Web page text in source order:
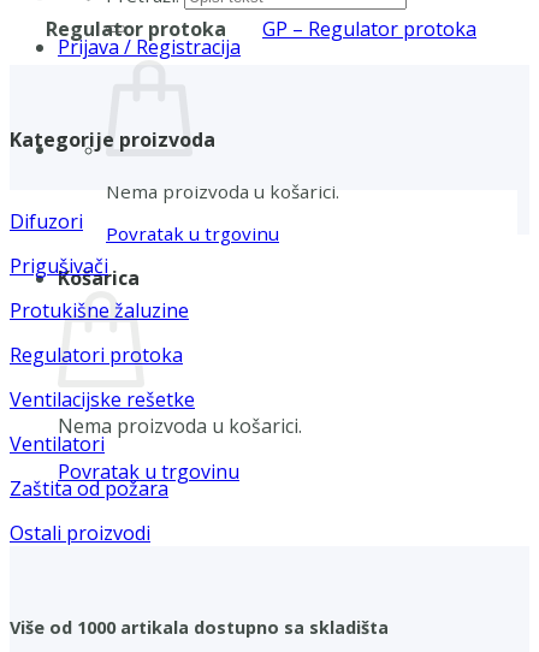
Prijava / Registracija
Nema proizvoda u košarici.
Povratak u trgovinu
Košarica
Nema proizvoda u košarici.
Povratak u trgovinu
Regulator protoka GP – Regulator protoka
Kategorije proizvoda
Difuzori
Prigušivači
Protukišne žaluzine
Regulatori protoka
Ventilacijske rešetke
Ventilatori
Zaštita od požara
Ostali proizvodi
Više od 1000 artikala dostupno sa skladišta